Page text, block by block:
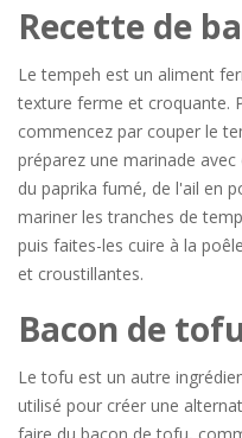
Recette de
Le tempeh est un aliment
texture ferme et croquante.
commencez par couper le
préparez une marinade
du paprika fumé, de l'ail en
mariner les tranches de
puis faites-les cuire à la
et croustillantes.
Bacon de
Le tofu est un autre
utilisé pour créer une